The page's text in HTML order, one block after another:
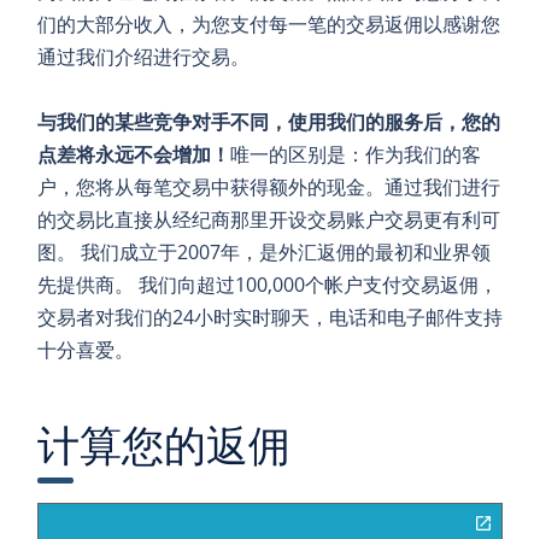
们的大部分收入，为您支付每一笔的交易返佣以感谢您
通过我们介绍进行交易。
与我们的某些竞争对手不同，使用我们的服务后，您的
点差将永远不会增加！ 唯一的区别是：作为我们的客
户，您将从每笔交易中获得额外的现金。通过我们进行
的交易比直接从经纪商那里开设交易账户交易更有利可
图。 我们成立于2007年，是外汇返佣的最初和业界领
先提供商。 我们向超过100,000个帐户支付交易返佣，
交易者对我们的24小时实时聊天，电话和电子邮件支持
十分喜爱。
计算您的返佣